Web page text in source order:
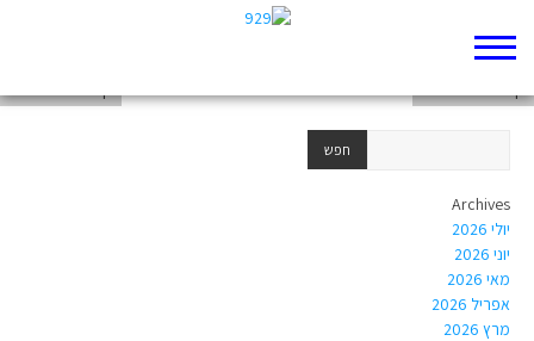
Archives
יולי 2026
יוני 2026
מאי 2026
אפריל 2026
מרץ 2026